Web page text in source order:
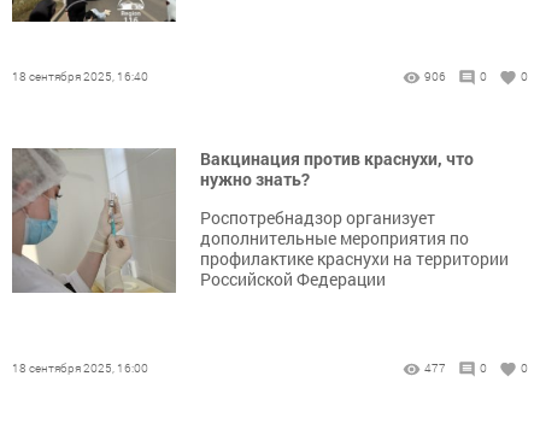
18 сентября 2025, 16:40 906 0 0
Вакцинация против краснухи, что
нужно знать?
Роспотребнадзор организует
дополнительные мероприятия по
профилактике краснухи на территории
Российской Федерации
18 сентября 2025, 16:00 477 0 0